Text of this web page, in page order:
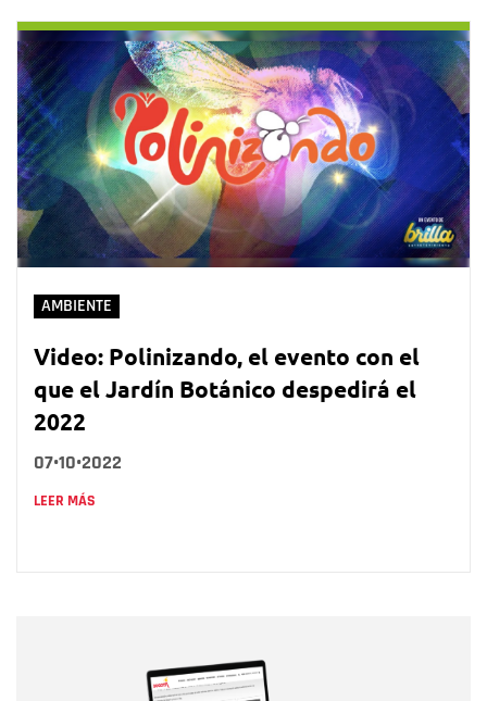
AMBIENTE
Video: Polinizando, el evento con el
que el Jardín Botánico despedirá el
2022
07•10•2022
LEER MÁS